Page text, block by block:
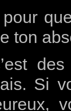
ton
Si